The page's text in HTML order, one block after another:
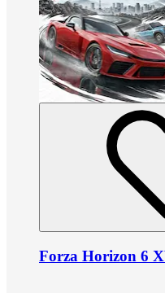
Forza Horizon 6